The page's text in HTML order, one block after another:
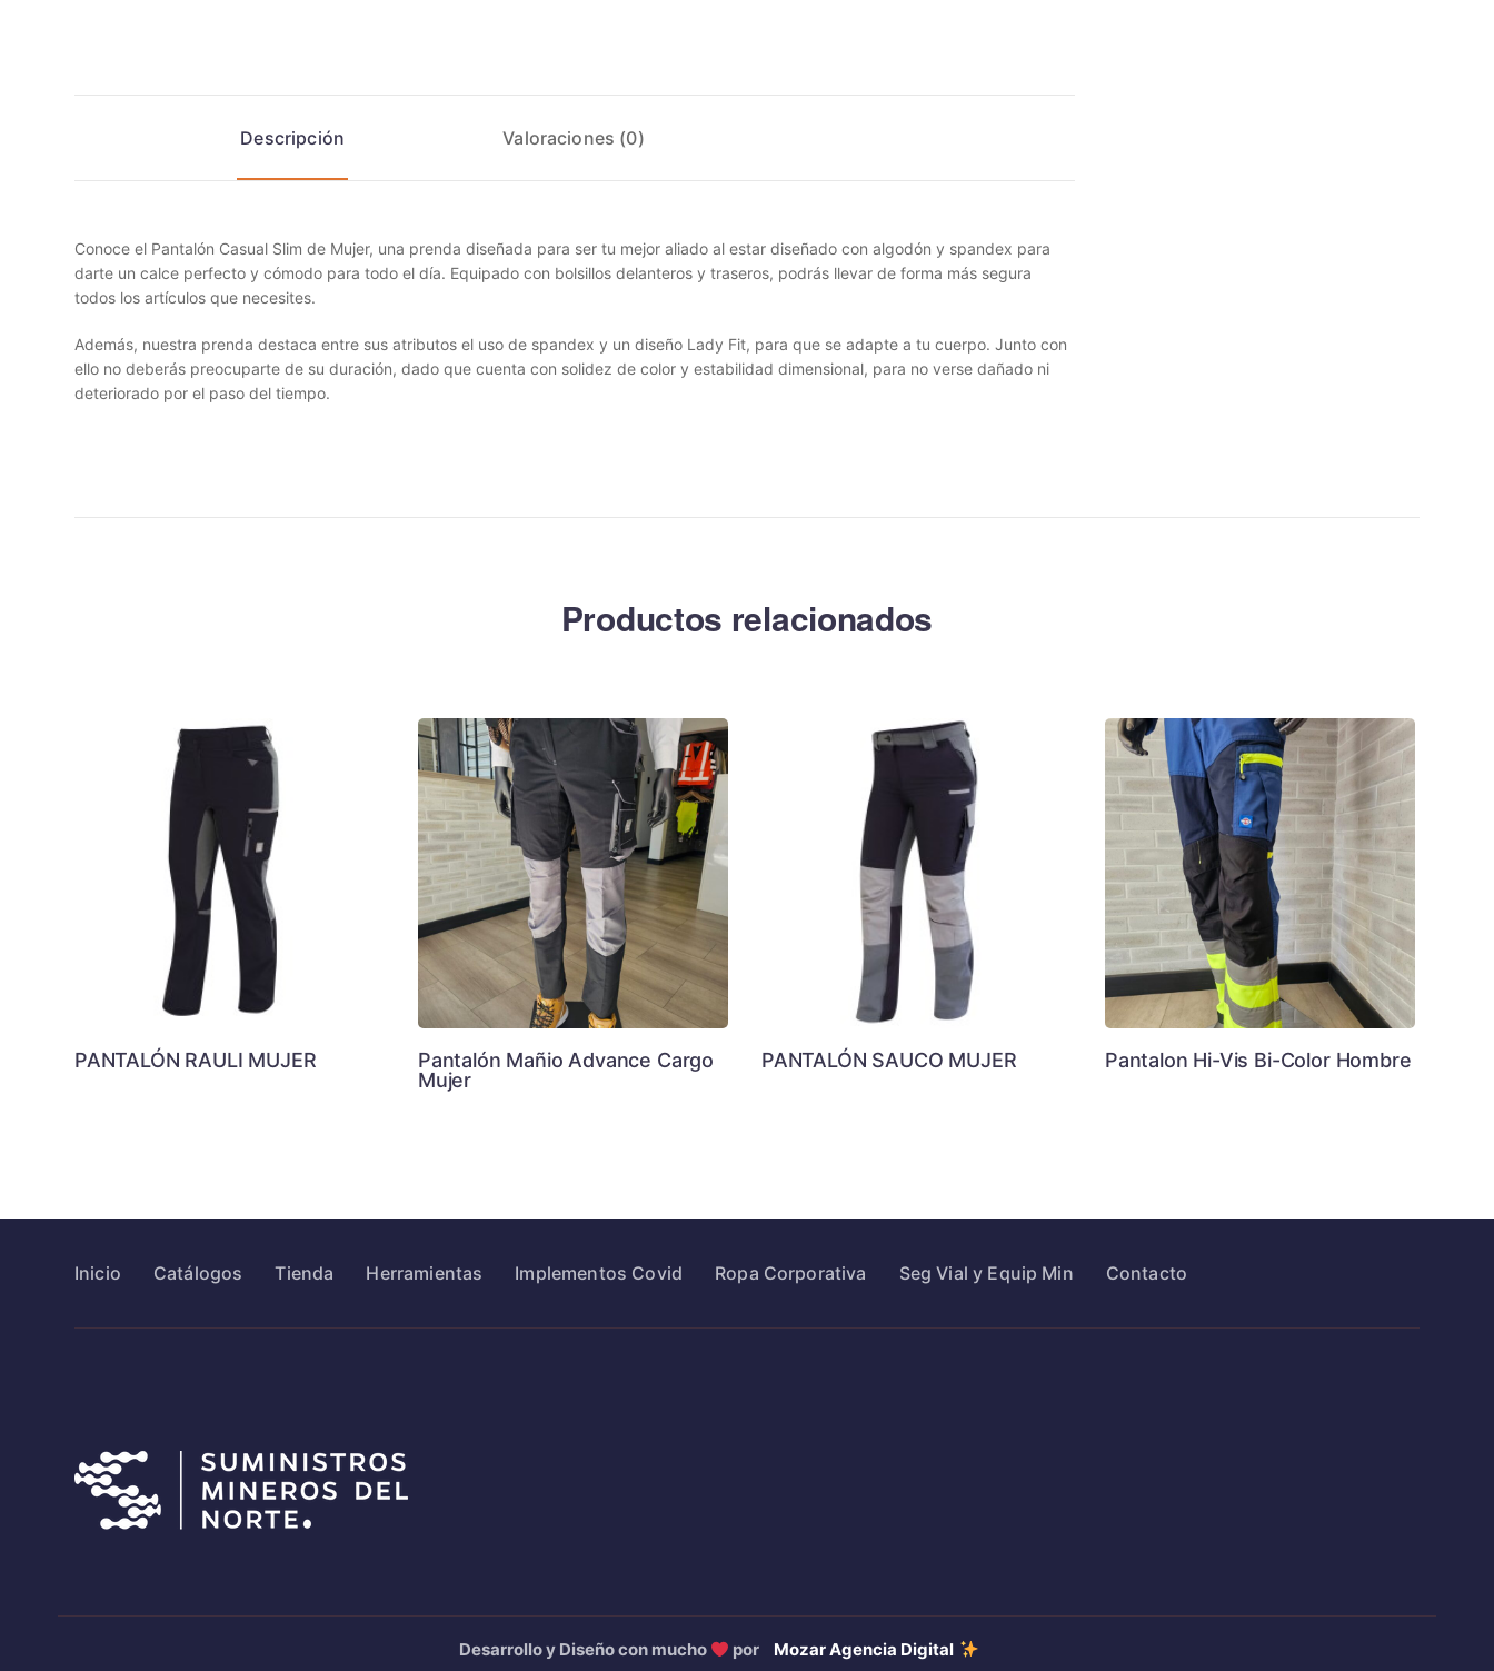
Descripción Valoraciones (0)
Conoce el Pantalón Casual Slim de Mujer, una prenda diseñada para ser tu mejor aliado al estar diseñado con algodón y spandex para
darte un calce perfecto y cómodo para todo el día. Equipado con bolsillos delanteros y traseros, podrás llevar de forma más segura
todos los artículos que necesites.
Además, nuestra prenda destaca entre sus atributos el uso de spandex y un diseño Lady Fit, para que se adapte a tu cuerpo. Junto con
ello no deberás preocuparte de su duración, dado que cuenta con solidez de color y estabilidad dimensional, para no verse dañado ni
deteriorado por el paso del tiempo.
Productos relacionados
PANTALÓN RAULI MUJER
Pantalón Mañio Advance Cargo
Mujer
PANTALÓN SAUCO MUJER Pantalon Hi-Vis Bi-Color Hombre
Inicio Catálogos Tienda Herramientas Implementos Covid Ropa Corporativa Seg Vial y Equip Min Contacto
Desarrollo y Diseño con mucho por Mozar Agencia Digital